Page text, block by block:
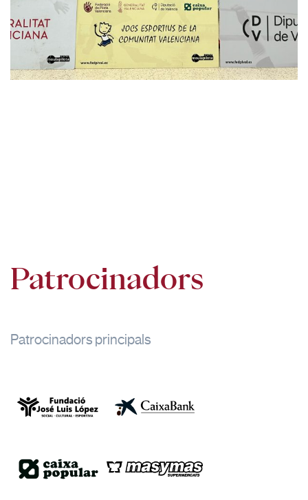
Patrocinadors
Patrocinadors principals